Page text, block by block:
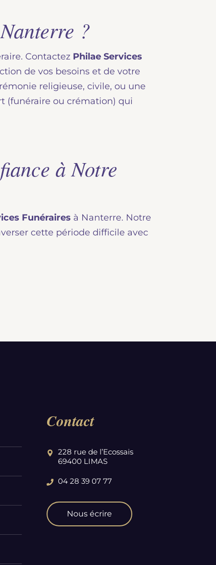
?
Contactez Philae Services
de vos besoins et de votre
religieuse, civile, ou une
(funéraire ou crémation) qui
à Notre
Funéraires à Nanterre. Notre
cette période difficile avec
Contact
228 rue de l’Ecossais
69400 LIMAS
04 28 39 07 77
Nous écrire